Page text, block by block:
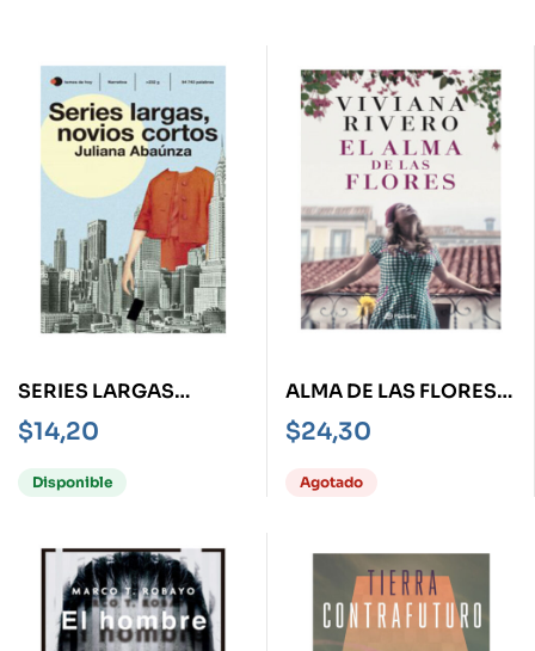
SERIES LARGAS
NOVIOS CORTOS
$14,20
Disponible
ALMA DE LAS FLORES,
EL
$24,30
Agotado